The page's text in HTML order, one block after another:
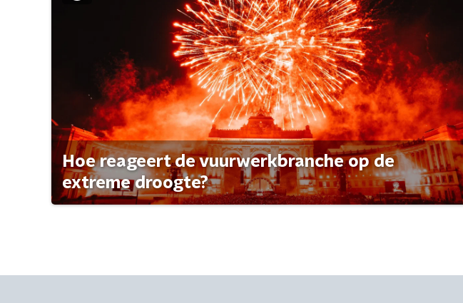
Hoe reageert de vuurwerkbranche op de
extreme droogte?